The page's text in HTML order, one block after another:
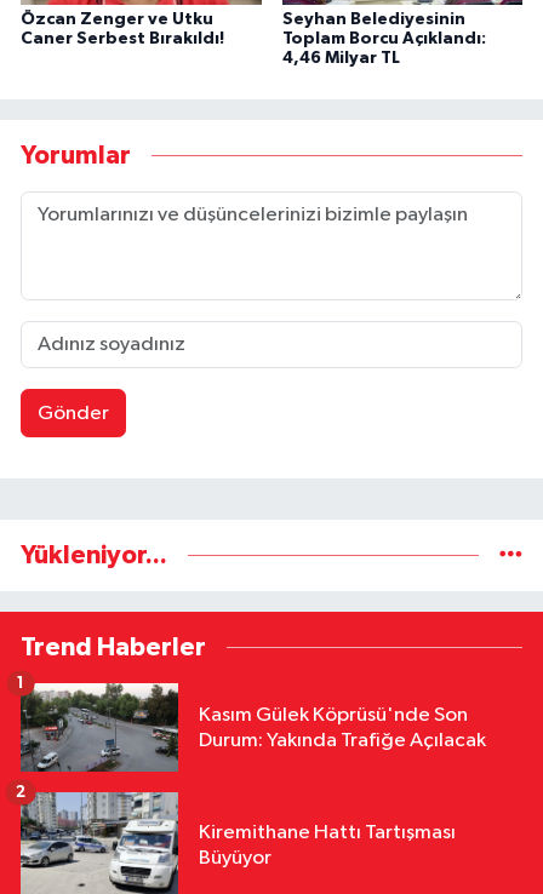
Özcan Zenger ve Utku
Caner Serbest Bırakıldı!
Seyhan Belediyesinin
Toplam Borcu Açıklandı:
4,46 Milyar TL
Yorumlar
Gönder
Yükleniyor...
Trend Haberler
Kasım Gülek Köprüsü'nde Son
Durum: Yakında Trafiğe Açılacak
1
Kiremithane Hattı Tartışması
Büyüyor
2